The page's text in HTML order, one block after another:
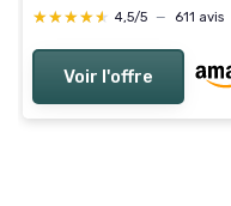
★★★★★
★★★★★ 4,5/5 — 611 avis
Voir l'offre